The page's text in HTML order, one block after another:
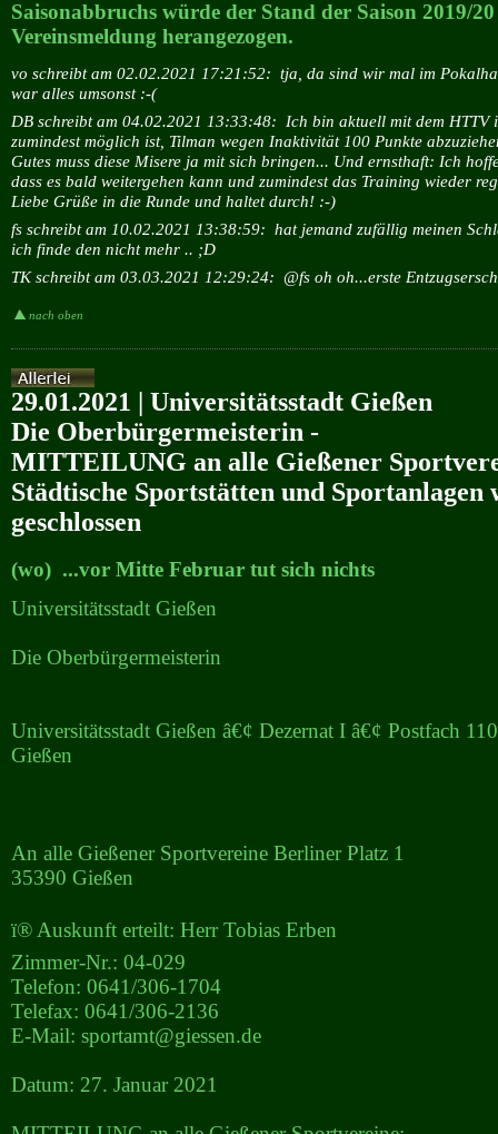
Saisonabbruchs würde der Stand der Saison 2019/
Vereinsmeldung herangezogen.
vo schreibt am 02.02.2021 17:21:52: tja, da sind wir mal im
war alles umsonst :-(
DB schreibt am 04.02.2021 13:33:48: Ich bin aktuell mit dem HTTV
zumindest möglich ist, Tilman wegen Inaktivität 100 Punkte
Gutes muss diese Misere ja mit sich bringen... Und ernsthaft: Ich
dass es bald weitergehen kann und zumindest das Training wieder
Liebe Grüße in die Runde und haltet durch! :-)
fs schreibt am 10.02.2021 13:38:59: hat jemand zufällig meinen
ich finde den nicht mehr .. ;D
TK schreibt am 03.03.2021 12:29:24: @fs oh oh...erste
nach oben
29.01.2021 | Universitätsstadt Gießen
Die Oberbürgermeisterin -
MITTEILUNG an alle Gießener
Städtische Sportstätten und Sportanlagen
geschlossen
(wo) ...vor Mitte Februar tut sich nichts
Universitätsstadt Gießen
Die Oberbürgermeisterin
Universitätsstadt Gießen â€¢ Dezernat I â€¢ Postfach
Gießen
An alle Gießener Sportvereine Berliner Platz 1
35390 Gießen
ï® Auskunft erteilt: Herr Tobias Erben
Zimmer-Nr.: 04-029
Telefon: 0641/306-1704
Telefax: 0641/306-2136
E-Mail: sportamt@giessen.de
Datum: 27. Januar 2021